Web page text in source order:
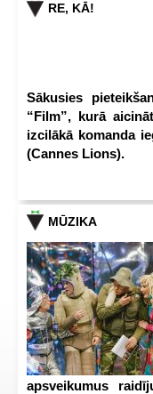
RE, KĀ!
Sākusies
“Film”, kurā
izcilākā komanda
(Cannes Lions).
MŪZIKA
apsveikumus